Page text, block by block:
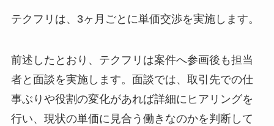
テクフリは、3ヶ月ごとに単価交渉を実施します。
前述したとおり、テクフリは案件へ参画後も担当
者と面談を実施します。面談では、取引先での仕
事ぶりや役割の変化があれば詳細にヒアリングを
行い、現状の単価に見合う働きなのかを判断して